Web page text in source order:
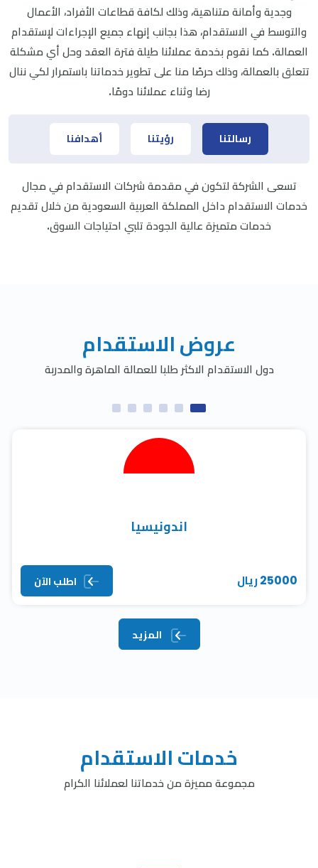
وجدية وأمانة متناهية، وذلك لكافة قطاعات الأفراد، الأعمال
والتوسط في الاستقدام، هذا بجانب إنهاء جميع الإجراءات لإستقدام
العمالة. كما نقوم بخدمة عملائنا طيلة فترة العقد وحل أي مشكلة
تتعلق بالعمالة، وذلك حرصًا منا على تطوير خدماتنا باستمرار لكي ننال
رضا وثناء عملائنا دومًا.
رسالتنا رؤيتنا أهدافنا
تسعى الشركة لتكون في مقدمة شركات الاستقدام في مجال
خدمات الاستقدام داخل المملكة العربية السعودية من خلال تقديم
خدمات متميزة عالية الجودة تلبي احتياجات السوق.
عروض الاستقدام
دول الاستقدام الاكثر طلبا للعمالة الماهرة والمدربة
اندونيسيا
25000 ريال اطلب الآن
المزيد
خدمات الاستقدام
مجموعة مميزة من خدماتنا لعملائنا الكرام